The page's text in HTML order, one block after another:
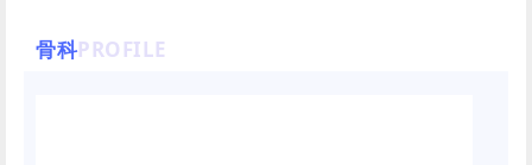
骨科PROFILE